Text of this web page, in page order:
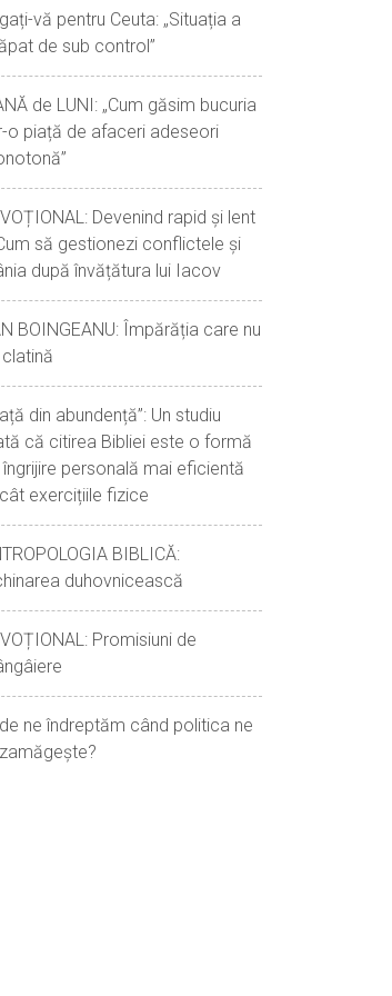
vă pentru Ceuta: „Situația a
de sub control”
de LUNI: „Cum găsim bucuria
o piață de afaceri adeseori
Devenind rapid și lent
să gestionezi conflictele și
după învățătura lui Iacov
BOINGEANU: Împărăția care nu
din abundență”: Un studiu
că citirea Bibliei este o formă
îngrijire personală mai eficientă
exercițiile fizice
BIBLICĂ:
duhovnicească
Promisiuni de
ne îndreptăm când politica ne